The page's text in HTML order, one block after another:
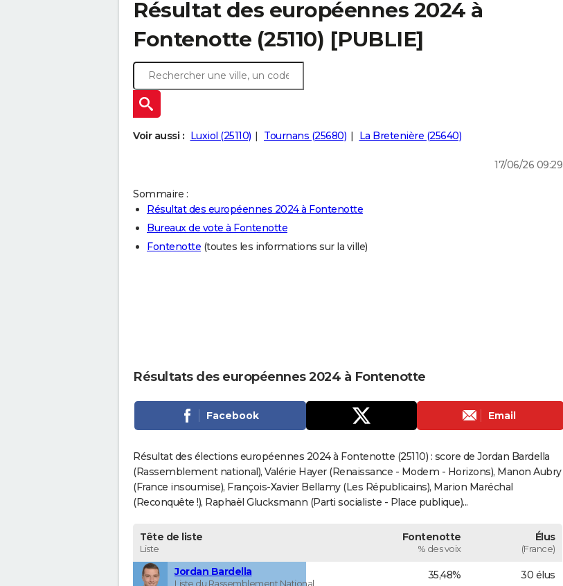
Résultat des européennes 2024 à
Fontenotte (25110) [PUBLIE]
Voir aussi : Luxiol (25110) Tournans (25680) La Bretenière (25640)
17/06/26 09:29
Sommaire :
Résultat des européennes 2024 à Fontenotte
Bureaux de vote à Fontenotte
Fontenotte (toutes les informations sur la ville)
Résultats des européennes 2024 à Fontenotte
Facebook Email
Résultat des élections européennes 2024 à Fontenotte (25110) : score de Jordan Bardella
(Rassemblement national), Valérie Hayer (Renaissance - Modem - Horizons), Manon Aubry
(France insoumise), François-Xavier Bellamy (Les Républicains), Marion Maréchal
(Reconquête !), Raphaël Glucksmann (Parti socialiste - Place publique)...
Tête de liste
Liste
Fontenotte
% des voix
Élus
(France)
Jordan Bardella
Liste du Rassemblement National
35,48% 30 élus